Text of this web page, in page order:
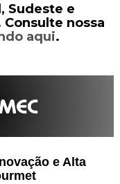
Sudeste e
nossa
aqui.
e Alta